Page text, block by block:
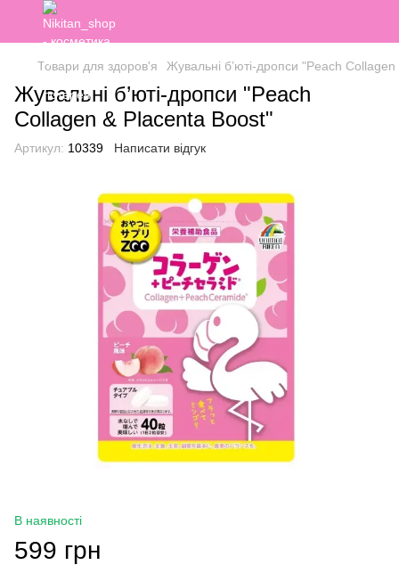
Товари для здоров'я Жувальні б’юті-дропси "Peach
Жувальні б’юті-дропси "Peach
Collagen & Placenta Boost"
Артикул: 10339 Написати відгук
В наявності
599 грн